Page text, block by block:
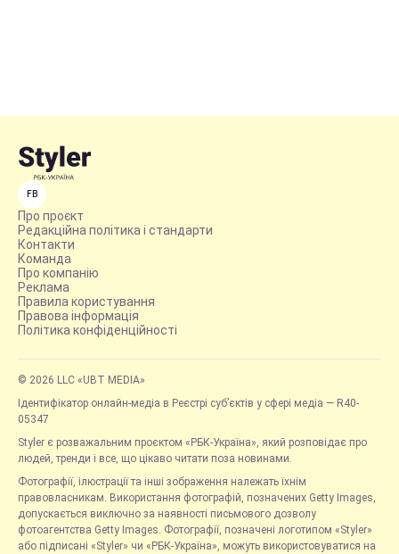
FB
Про проєкт
Редакційна політика і стандарти
Контакти
Команда
Про компанію
Реклама
Правила користування
Правова інформація
Політика конфіденційності
© 2026 LLC «UBT MEDIA»
Ідентифікатор онлайн-медіа в Реєстрі суб’єктів у сфері медіа — R40-
05347
Styler є розважальним проєктом «РБК-Україна», який розповідає про
людей, тренди і все, що цікаво читати поза новинами.
Фотографії, ілюстрації та інші зображення належать їхнім
правовласникам. Використання фотографій, позначених Getty Images,
допускається виключно за наявності письмового дозволу
фотоагентства Getty Images. Фотографії, позначені логотипом «Styler»
або підписані «Styler» чи «РБК-Україна», можуть використовуватися на